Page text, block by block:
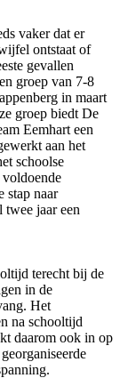
vaker dat er
ontstaat of
gevallen
groep van 7-8
in maart
groep biedt De
Eemhart een
aan het
schoolse
stap naar
jaar een
terecht bij de
in de
Het
na schooltijd
daarom ook in op